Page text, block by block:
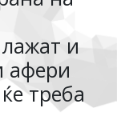
и
афери
треба